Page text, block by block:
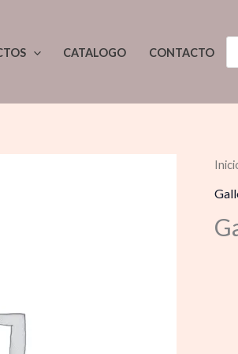
CATALOGO CONTACTO